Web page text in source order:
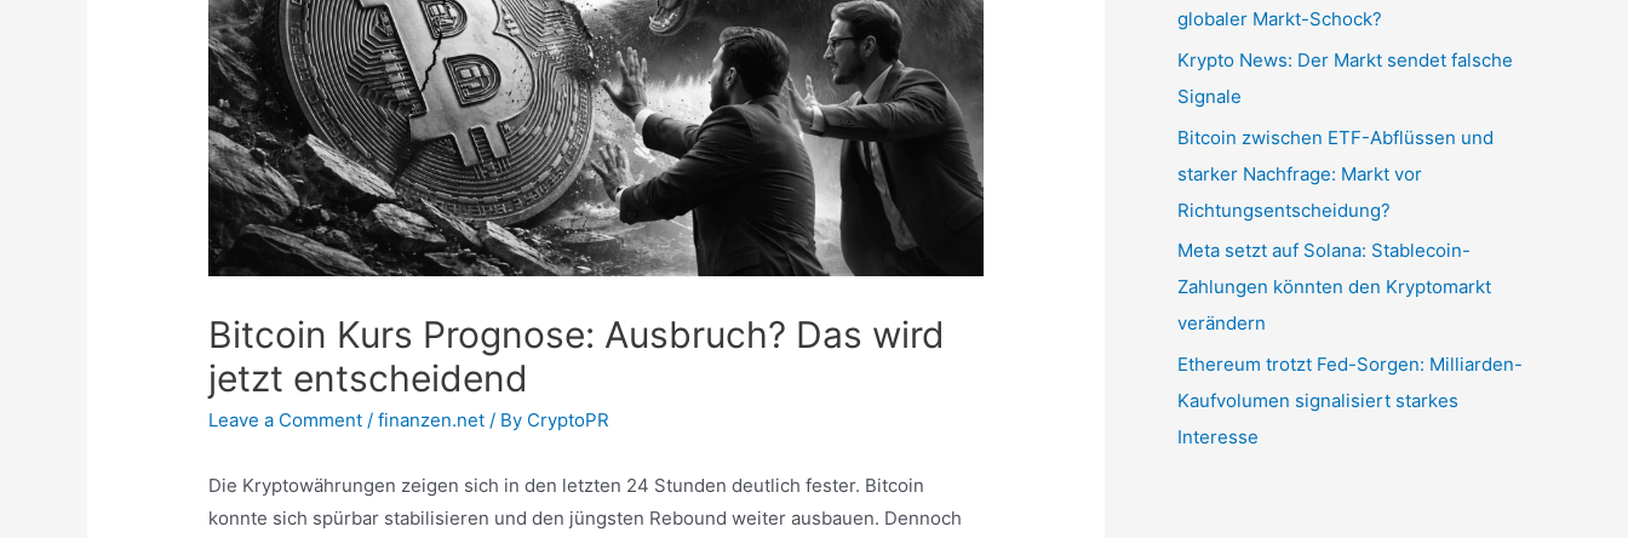
Bitcoin Kurs Prognose: Ausbruch? Das wird
jetzt entscheidend
Leave a Comment /finanzen.net / By CryptoPR
Die Kryptowährungen zeigen sich in den letzten 24 Stunden deutlich fester. Bitcoin
konnte sich spürbar stabilisieren und den jüngsten Rebound weiter ausbauen. Dennoch
globaler Markt-Schock?
Krypto News: Der Markt sendet falsche
Signale
Bitcoin zwischen ETF-Abflüssen und
starker Nachfrage: Markt vor
Richtungsentscheidung?
Meta setzt auf Solana: Stablecoin-
Zahlungen könnten den Kryptomarkt
verändern
Ethereum trotzt Fed-Sorgen: Milliarden-
Kaufvolumen signalisiert starkes
Interesse